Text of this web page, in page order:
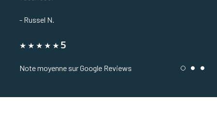
- Russel N.
5
Note moyenne sur Google Reviews 1 2 3